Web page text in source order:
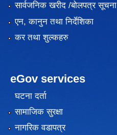
सार्वजनिक खरीद /बोलपत्र सूचना
एन, कानुन तथा निर्देशिका
कर तथा शुल्कहरु
eGov services
घटना दर्ता
सामाजिक सुरक्षा
नागरिक वडापत्र